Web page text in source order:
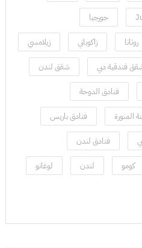
جورجيا
روتانا زاكوباني زيلامسي
فندقية دبي شقق لندن
فنادق الدوحة
المنورة فنادق باريس
فنادق لندن
كومو لندن لوغانو